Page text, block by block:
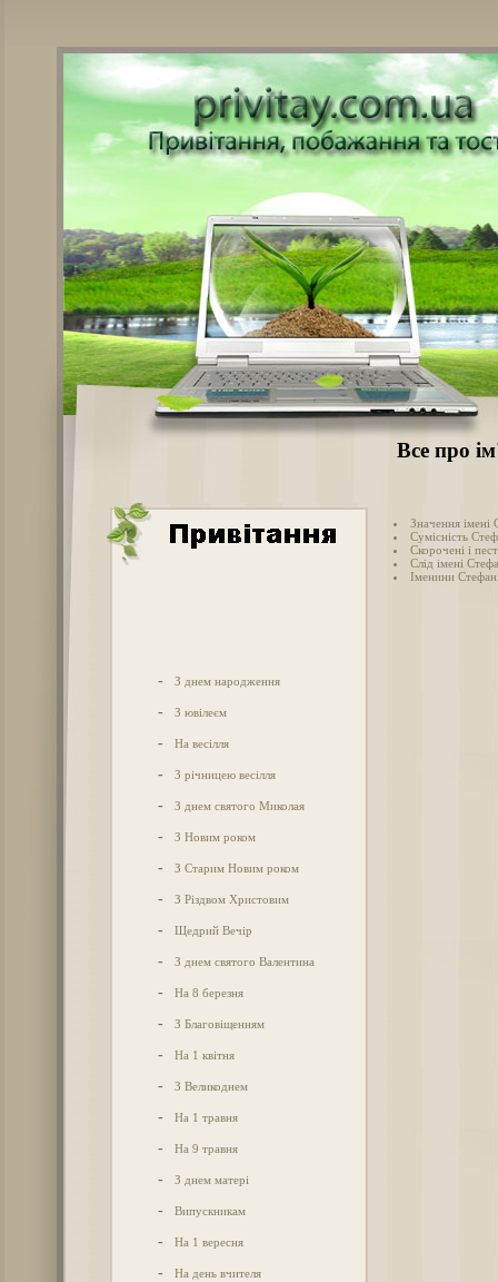
Все про
- З днем народження
- З ювілеєм
- На весілля
- З річницею весілля
- З днем святого Миколая
- З Новим роком
- З Старим Новим роком
- З Різдвом Христовим
- Щедрий Вечір
- З днем святого Валентина
- На 8 березня
- З Благовіщенням
- На 1 квітня
- З Великоднем
- На 1 травня
- На 9 травня
- З днем матері
- Випускникам
- На 1 вересня
- На день вчителя
Значення імені
Сумісність
Скорочені і
Слід імені
Іменини